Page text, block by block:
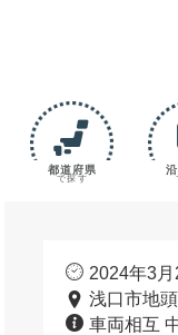
都道府県
で探す
2024年3
浅口市地
車両相互